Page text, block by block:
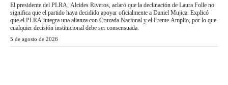
El presidente del PLRA, Alcides Riveros, aclaró que la declinación de Laura Folle no
significa que el partido haya decidido apoyar oficialmente a Daniel Mujica. Explicó
que el PLRA integra una alianza con Cruzada Nacional y el Frente Amplio, por lo que
cualquier decisión institucional debe ser consensuada.
5 de agosto de 2026